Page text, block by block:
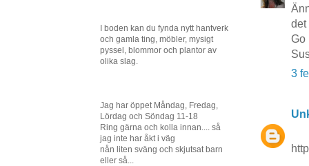
det
Go
3
I boden kan du fynda nytt hantverk
och gamla ting, möbler, mysigt
pyssel, blommor och plantor av
olika slag.
Jag har öppet Måndag, Fredag,
Lördag och Söndag 11-18
Ring gärna och kolla innan.... så
jag inte har åkt i väg
nån liten sväng och skjutsat barn
eller så...